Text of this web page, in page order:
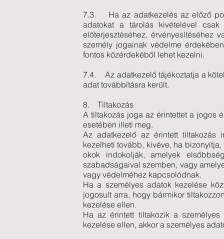
7.3. Ha az adatkezelés az előző
adatokat a tárolás kivételével
előterjesztéséhez, érvényesítéséhez
személy jogainak védelme
fontos közérdekéből lehet kezelni.
7.4. Az adatkezelő tájékoztatja a
adat továbbításra került.
8. Tiltakozás
A tiltakozás joga az érintettet a jogos
esetében illeti meg.
Az adatkezelő az érintett tiltakozás
kezelheti tovább, kivéve, ha
okok indokolják, amelyek
szabadságaival szemben, vagy
vagy védelméhez kapcsolódnak.
Ha a személyes adatok kezelése
jogosult arra, hogy bármikor
kezelése ellen.
Ha az érintett tiltakozik a
kezelése ellen, akkor a személyes